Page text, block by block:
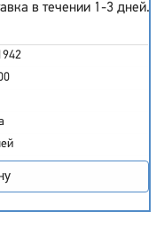
в течении 1-3 дней.